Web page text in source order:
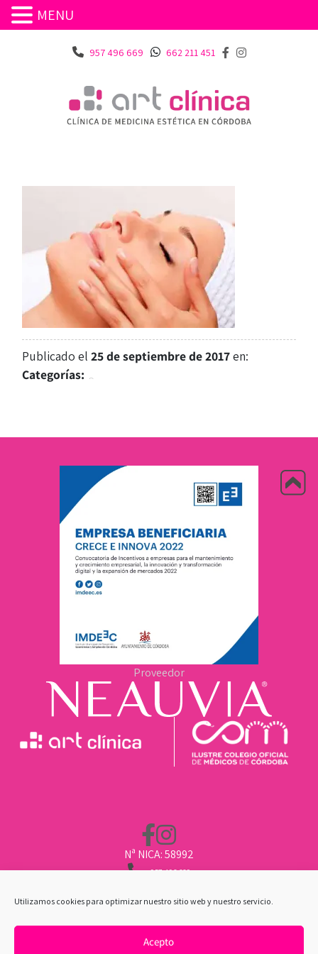
Utilizamos cookies para optimizar nuestro sitio web y nuestro servicio.
Acepto
957 496 669 662 211 451
Publicado el25 de septiembre de 2017en:
Categorías:
Nª NICA: 58992
957 496 669
CLINICA@ARTCLINICA.COM
POLÍTICA DE COOKIES|AVISO LEGAL
Proveedor
MENU